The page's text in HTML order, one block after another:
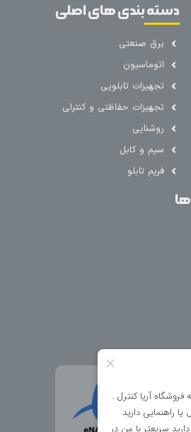
دسته بندی های اصلی
برق صنعتی
اتوماسیون
تجهیزات تابلویی
تجهیزات حفاظتی و کنترلی
روشنایی
سیم و کابل
فریم تابلو